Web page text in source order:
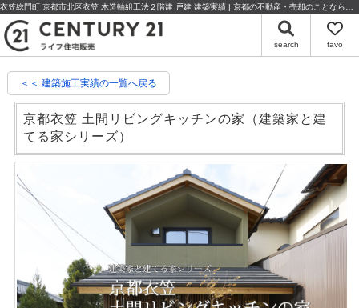
search favo
＜＜ 建築施工実績の一覧へ戻る
京都衣笠 土間リビングキッチンの家（建築家と建
てる家シリーズ）